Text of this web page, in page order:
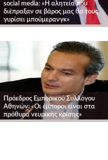
social media: «Η αλητεία που
διέπραξαν σε βάρος μας θα τους
γυρίσει μπούμερανγκ»
Πρόεδρος Εμπορικού Συλλόγου
Αθηνών: «Οι έμποροι είναι στα
πρόθυρα νευρικής κρίσης»